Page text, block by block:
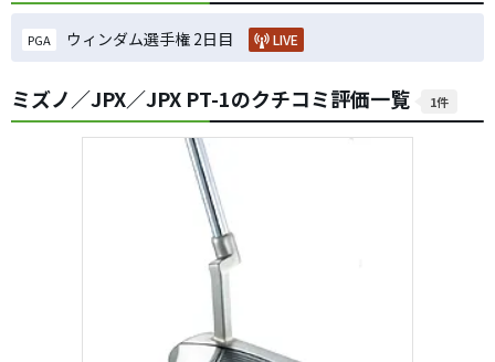
PGA ウィンダム選手権 2日目 LIVE
ミズノ／JPX／JPX PT-1のクチコミ評価一覧 1件